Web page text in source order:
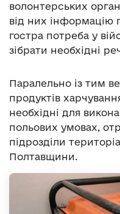
волонтерських
від них інформацію
гостра потреба у
зібрати необхідні
Паралельно із тим
продуктів
необхідні для
польових умовах,
підрозділи
Полтавщини.